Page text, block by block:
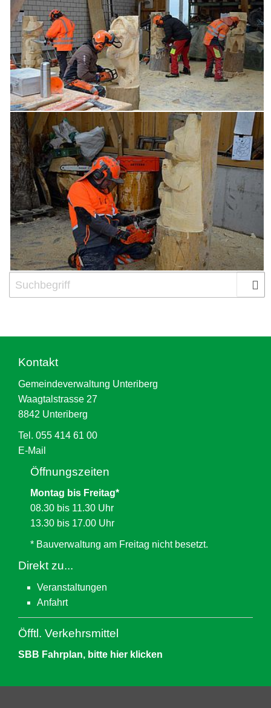
Kontakt
Gemeindeverwaltung Unteriberg
Waagtalstrasse 27
8842 Unteriberg
Tel. 055 414 61 00
E-Mail
Öffnungszeiten
Montag bis Freitag*
08.30 bis 11.30 Uhr
13.30 bis 17.00 Uhr
* Bauverwaltung am Freitag nicht besetzt.
Direkt zu...
Veranstaltungen
Anfahrt
Öfftl. Verkehrsmittel
SBB Fahrplan, bitte hier klicken